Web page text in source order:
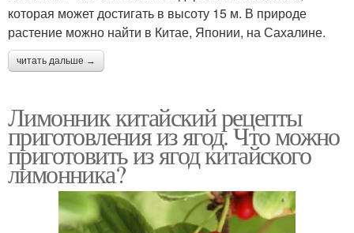
которая может достигать в высоту 15 м. В природе
растение можно найти в Китае, Японии, на Сахалине.
читать дальше →
Лимонник китайский рецепты
приготовления из ягод. Что можно
приготовить из ягод китайского
лимонника?